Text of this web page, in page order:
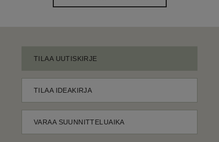
TILAA UUTISKIRJE
TILAA IDEAKIRJA
VARAA SUUNNITTELUAIKA